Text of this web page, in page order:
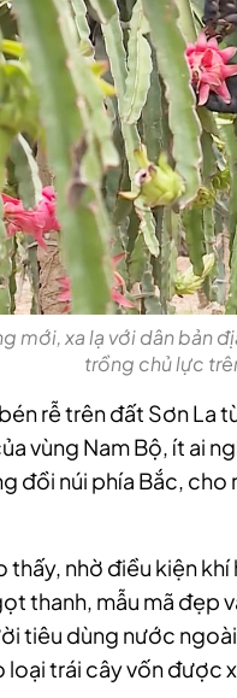
mới, xa lạ với dân bản
trồng chủ lực
rễ trên đất Sơn La
vùng Nam Bộ, ít ai
đồi núi phía Bắc,
thấy, nhờ điều kiện
thanh, mẫu mã đẹp
tiêu dùng nước
loại trái cây vốn được